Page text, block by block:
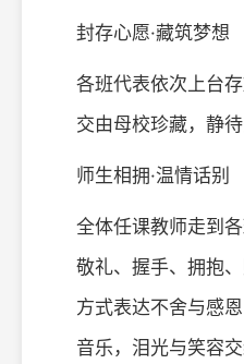
封存心愿·藏筑梦想
各班代表依次上台
交由母校珍藏，静
师生相拥·温情话别
全体任课教师走到
敬礼、握手、拥抱
方式表达不舍与感
音乐，泪光与笑容交